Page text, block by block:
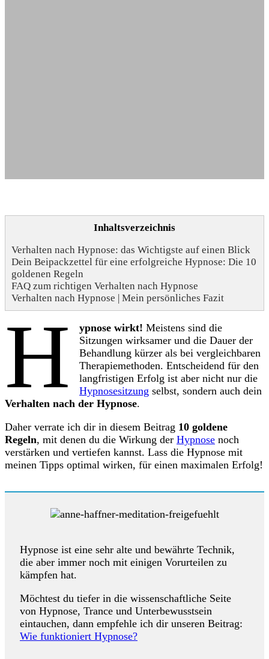
Inhaltsverzeichnis
Verhalten nach Hypnose: das Wichtigste auf einen Blick
Dein Beipackzettel für eine erfolgreiche Hypnose: Die 10
goldenen Regeln
FAQ zum richtigen Verhalten nach Hypnose
Verhalten nach Hypnose | Mein persönliches Fazit
H ypnose wirkt! Meistens sind die
Sitzungen wirksamer und die Dauer der
Behandlung kürzer als bei vergleichbaren
Therapiemethoden. Entscheidend für den
langfristigen Erfolg ist aber nicht nur die
Hypnosesitzung selbst, sondern auch dein
Verhalten nach der Hypnose.
Daher verrate ich dir in diesem Beitrag 10 goldene
Regeln, mit denen du die Wirkung der Hypnose noch
verstärken und vertiefen kannst. Lass die Hypnose mit
meinen Tipps optimal wirken, für einen maximalen Erfolg!
Hypnose ist eine sehr alte und bewährte Technik,
die aber immer noch mit einigen Vorurteilen zu
kämpfen hat.
Möchtest du tiefer in die wissenschaftliche Seite
von Hypnose, Trance und Unterbewusstsein
eintauchen, dann empfehle ich dir unseren Beitrag:
Wie funktioniert Hypnose?